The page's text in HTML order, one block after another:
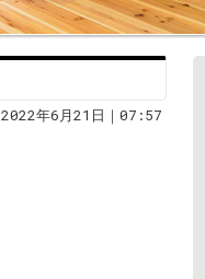
2022年6月21日｜07:57